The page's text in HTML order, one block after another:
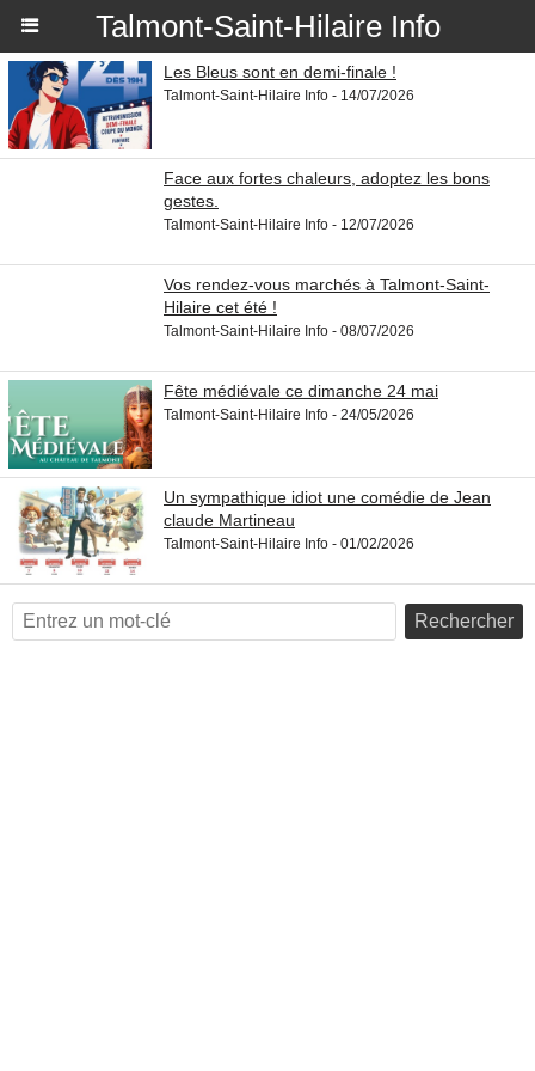
Talmont-Saint-Hilaire Info
Les Bleus sont en demi-finale !
Talmont-Saint-Hilaire Info - 14/07/2026
Face aux fortes chaleurs, adoptez les bons
gestes.
Talmont-Saint-Hilaire Info - 12/07/2026
Vos rendez-vous marchés à Talmont-Saint-
Hilaire cet été !
Talmont-Saint-Hilaire Info - 08/07/2026
Fête médiévale ce dimanche 24 mai
Talmont-Saint-Hilaire Info - 24/05/2026
Un sympathique idiot une comédie de Jean
claude Martineau
Talmont-Saint-Hilaire Info - 01/02/2026
Rechercher